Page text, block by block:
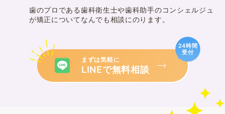
歯のプロである歯科衛生士や歯科助手のコンシェルジュ
が矯正についてなんでも相談にのります。
まずは気軽に
LINEで無料相談
24時間
受付